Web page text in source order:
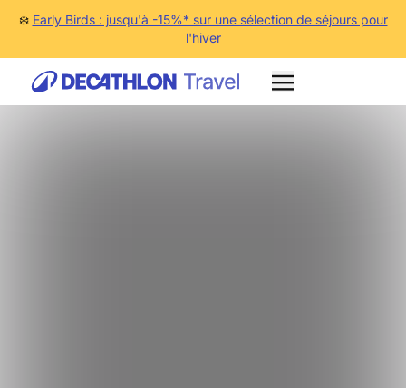
❄️ Early Birds : jusqu'à -15%* sur une sélection de séjours pour
l'hiver